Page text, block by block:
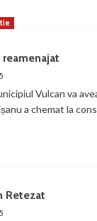
Vulcan va
a chemat la
Retezat